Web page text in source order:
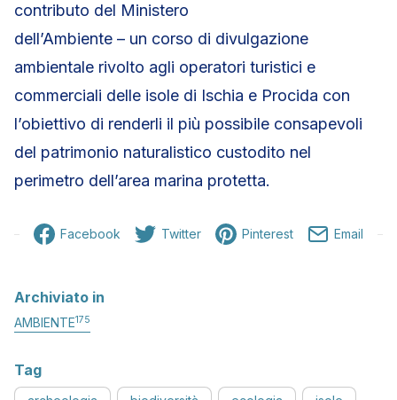
contributo del Ministero
dell’Ambiente – un corso di divulgazione
ambientale rivolto agli operatori turistici e
commerciali delle isole di Ischia e Procida con
l’obiettivo di renderli il più possibile consapevoli
del patrimonio naturalistico custodito nel
perimetro dell’area marina protetta.
Facebook Twitter Pinterest Email
Archiviato in
AMBIENTE175
Tag